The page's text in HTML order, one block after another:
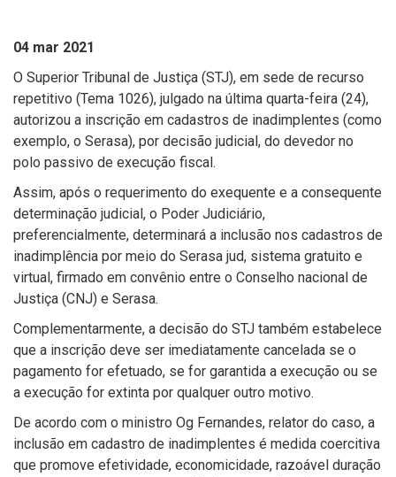
04 mar 2021
O Superior Tribunal de Justiça (STJ), em sede de recurso
repetitivo (Tema 1026), julgado na última quarta-feira (24),
autorizou a inscrição em cadastros de inadimplentes (como
exemplo, o Serasa), por decisão judicial, do devedor no
polo passivo de execução fiscal.
Assim, após o requerimento do exequente e a consequente
determinação judicial, o Poder Judiciário,
preferencialmente, determinará a inclusão nos cadastros de
inadimplência por meio do Serasa jud, sistema gratuito e
virtual, firmado em convênio entre o Conselho nacional de
Justiça (CNJ) e Serasa.
Complementarmente, a decisão do STJ também estabelece
que a inscrição deve ser imediatamente cancelada se o
pagamento for efetuado, se for garantida a execução ou se
a execução for extinta por qualquer outro motivo.
De acordo com o ministro Og Fernandes, relator do caso, a
inclusão em cadastro de inadimplentes é medida coercitiva
que promove efetividade, economicidade, razoável duração